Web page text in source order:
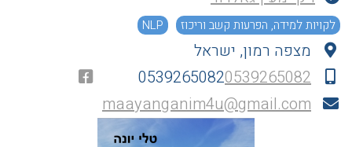
לקויות למידה, הפרעות קשב וריכוז NLP
מצפה רמון, ישראל
05392650820539265082
maayanganim4u@gmail.com